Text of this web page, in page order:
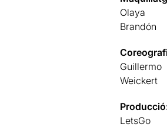
Olaya
Brandón
Guillermo
Weickert
LetsGo